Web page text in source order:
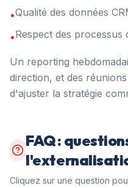
•Qualité des données
•Respect des processus
Un reporting
direction, et des
d'ajuster la stratégie
FAQ :
Cliquez sur une question